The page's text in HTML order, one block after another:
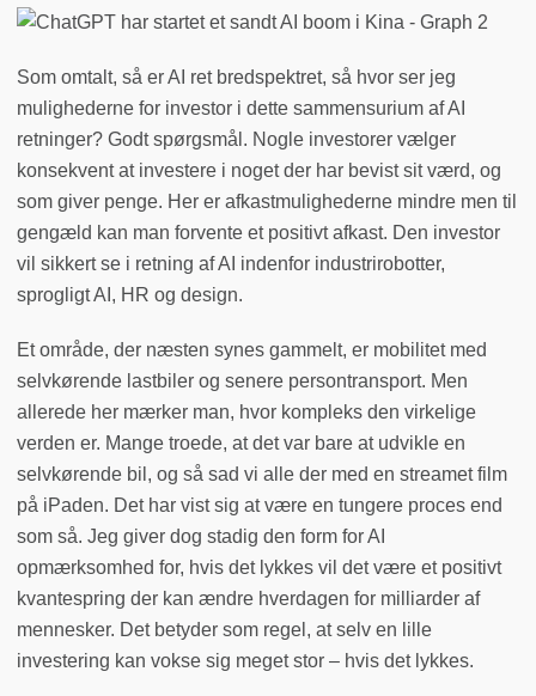
Som omtalt, så er AI ret bredspektret, så hvor ser jeg
mulighederne for investor i dette sammensurium af AI
retninger? Godt spørgsmål. Nogle investorer vælger
konsekvent at investere i noget der har bevist sit værd, og
som giver penge. Her er afkastmulighederne mindre men til
gengæld kan man forvente et positivt afkast. Den investor
vil sikkert se i retning af AI indenfor industrirobotter,
sprogligt AI, HR og design.
Et område, der næsten synes gammelt, er mobilitet med
selvkørende lastbiler og senere persontransport. Men
allerede her mærker man, hvor kompleks den virkelige
verden er. Mange troede, at det var bare at udvikle en
selvkørende bil, og så sad vi alle der med en streamet film
på iPaden. Det har vist sig at være en tungere proces end
som så. Jeg giver dog stadig den form for AI
opmærksomhed for, hvis det lykkes vil det være et positivt
kvantespring der kan ændre hverdagen for milliarder af
mennesker. Det betyder som regel, at selv en lille
investering kan vokse sig meget stor – hvis det lykkes.